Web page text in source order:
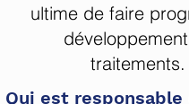
ultime de faire
traitements.
Qui est responsable